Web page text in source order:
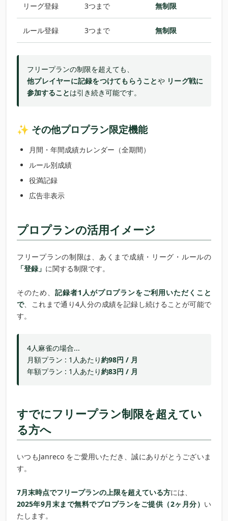
リーグ登録 3つまで 無制限
ルール登録 3つまで 無制限
フリープランの制限を超えても、
他プレイヤーに記録をつけてもらうことや リーグ戦に
参加することは引き続き可能です。
✨ その他プロプラン限定機能
月間・年間成績カレンダー（全期間）
ルール別成績
役満記録
広告非表示
プロプランの活用イメージ
フリープランの制限は、あくまで成績・リーグ・ルールの
「登録」 に関する制限です。
そのため、 記録者1人がプロプランをご利用いただくこと
で、これまで通り4人分の成績を記録し続けることが可能で
す。
4人麻雀の場合...
月額プラン : 1人あたり約98円 / 月
年額プラン : 1人あたり約83円 / 月
すでにフリープラン制限を超えてい
る方へ
いつもJanreco をご愛用いただき、誠にありがとうございま
す。
7月末時点でフリープランの上限を超えている方には、
2025年9月末まで無料でプロプランをご提供（2ヶ月分） い
たします。